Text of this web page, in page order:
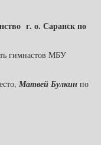
г. о. Саранск по
гимнастов МБУ
Матвей Булкин по